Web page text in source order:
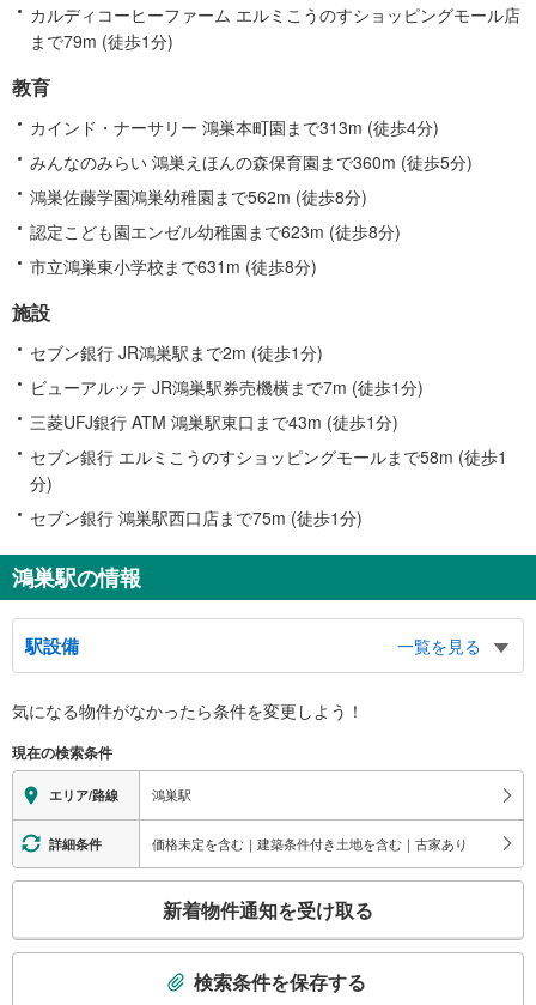
カルディコーヒーファーム エルミこうのすショッピングモール店
まで79m (徒歩1分)
教育
カインド・ナーサリー 鴻巣本町園まで313m (徒歩4分)
みんなのみらい 鴻巣えほんの森保育園まで360m (徒歩5分)
鴻巣佐藤学園鴻巣幼稚園まで562m (徒歩8分)
認定こども園エンゼル幼稚園まで623m (徒歩8分)
市立鴻巣東小学校まで631m (徒歩8分)
施設
セブン銀行 JR鴻巣駅まで2m (徒歩1分)
ビューアルッテ JR鴻巣駅券売機横まで7m (徒歩1分)
三菱UFJ銀行 ATM 鴻巣駅東口まで43m (徒歩1分)
セブン銀行 エルミこうのすショッピングモールまで58m (徒歩1
分)
セブン銀行 鴻巣駅西口店まで75m (徒歩1分)
鴻巣駅の情報
駅設備
一覧を見る
※段差なしでの移動経路
地上⇔改札⇔ホーム：○
エレベータ
・各ホーム⇔改札
・改札⇔西口
エスカレータ
トイレ
気になる物件がなかったら条件を変更しよう！
現在の検索条件
エリア/路線 鴻巣駅
詳細条件 価格未定を含む｜建築条件付き土地を含む｜古家あり
検
新着物件通知を受け取る
検索条件を保存する